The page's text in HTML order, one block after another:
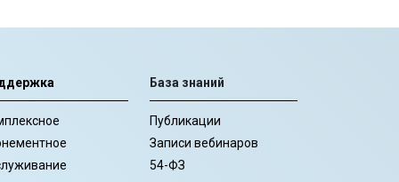
База знаний
Публикации
Записи вебинаров
54-ФЗ